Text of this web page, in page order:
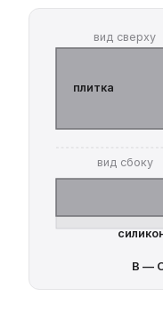
вид сверху
плитка
вид сбоку
В —